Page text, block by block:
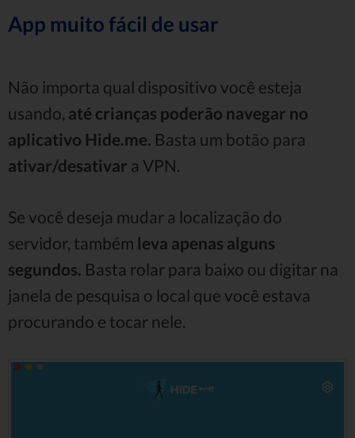
App muito fácil de usar
Não importa qual dispositivo você esteja
usando, até crianças poderão navegar no
aplicativo Hide.me. Basta um botão para
ativar/desativar a VPN.
Se você deseja mudar a localização do
servidor, também leva apenas alguns
segundos. Basta rolar para baixo ou digitar na
janela de pesquisa o local que você estava
procurando e tocar nele.